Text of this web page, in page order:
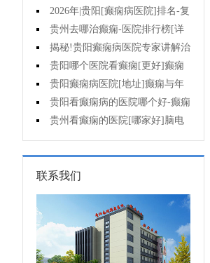
痫的认识会出现哪些误区?
2026年|贵阳[癫痫病医院]排名-复
杂癫痫的早期症状是什么?
贵州去哪治癫痫-医院排行榜[详
细排名]癫痫对孩子有哪些影响?
揭秘!贵阳癫痫病医院专家讲解治
疗癫痫的有效方法有哪些?
贵阳哪个医院看癫痫[更好]癫痫
大发作有哪些症状?
贵阳癫痫病医院[地址]癫痫与年
龄有关吗?
贵阳看癫痫病的医院哪个好-癫痫
病发能强行喂药吗?
贵州看癫痫的医院[哪家好]脑电
图异常原因是什么?
联系我们